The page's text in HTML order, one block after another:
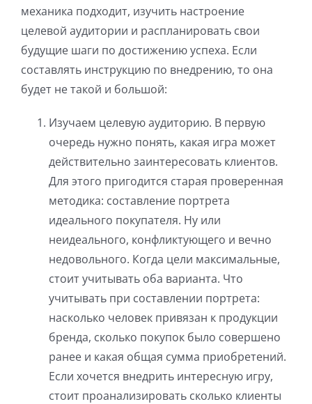
механика подходит, изучить настроение
целевой аудитории и распланировать свои
будущие шаги по достижению успеха. Если
составлять инструкцию по внедрению, то она
будет не такой и большой:
Изучаем целевую аудиторию. В первую
очередь нужно понять, какая игра может
действительно заинтересовать клиентов.
Для этого пригодится старая проверенная
методика: составление портрета
идеального покупателя. Ну или
неидеального, конфликтующего и вечно
недовольного. Когда цели максимальные,
стоит учитывать оба варианта. Что
учитывать при составлении портрета:
насколько человек привязан к продукции
бренда, сколько покупок было совершено
ранее и какая общая сумма приобретений.
Если хочется внедрить интересную игру,
стоит проанализировать сколько клиенты